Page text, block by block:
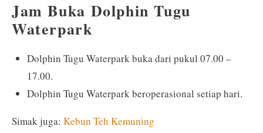
Jam Buka Dolphin Tugu
Waterpark
Dolphin Tugu Waterpark buka dari pukul 07.00 –
17.00.
Dolphin Tugu Waterpark beroperasional setiap hari.
Simak juga: Kebun Teh Kemuning